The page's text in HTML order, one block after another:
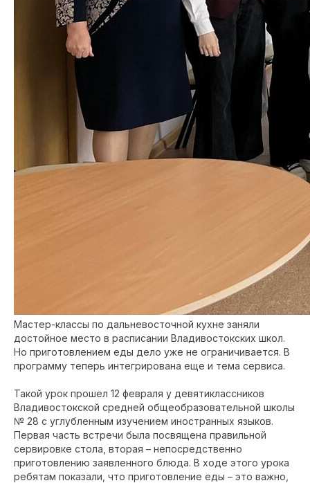
Мастер-классы по дальневосточной кухне заняли
достойное место в расписании Владивостокских школ.
Но приготовлением еды дело уже не ограничивается. В
программу теперь интегрирована еще и тема сервиса.
Такой урок прошел 12 февраля у девятиклассников
Владивостокской средней общеобразовательной школы
№ 28 c углубленным изучением иностранных языков.
Первая часть встречи была посвящена правильной
сервировке стола, вторая – непосредственно
приготовлению заявленного блюда. В ходе этого урока
ребятам показали, что приготовление еды – это важно,